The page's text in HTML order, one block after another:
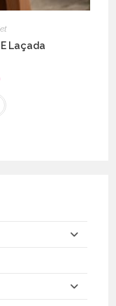
Laçada
O
atual
€40.00.
product